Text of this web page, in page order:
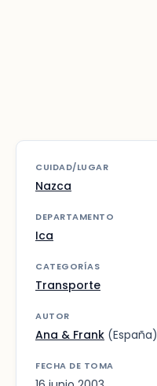
CUIDAD/LUGAR
Nazca
DEPARTAMENTO
Ica
CATEGORÍAS
Transporte
AUTOR
Ana & Frank (España)
FECHA DE TOMA